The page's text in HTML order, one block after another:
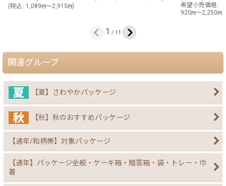
(税込 : 1,089円～2,915円)
希望小売価格 :
920円～2,250円
1 / 11
関連グループ
【夏】さわやかパッケージ
【秋】秋のおすすめパッケージ
【通年/和柄帯】対象パッケージ
【通年】パッケージ全般・ケーキ箱・贈答箱・袋・トレー・巾
着